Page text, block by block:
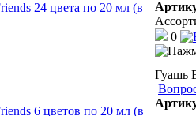
0
Гуашь